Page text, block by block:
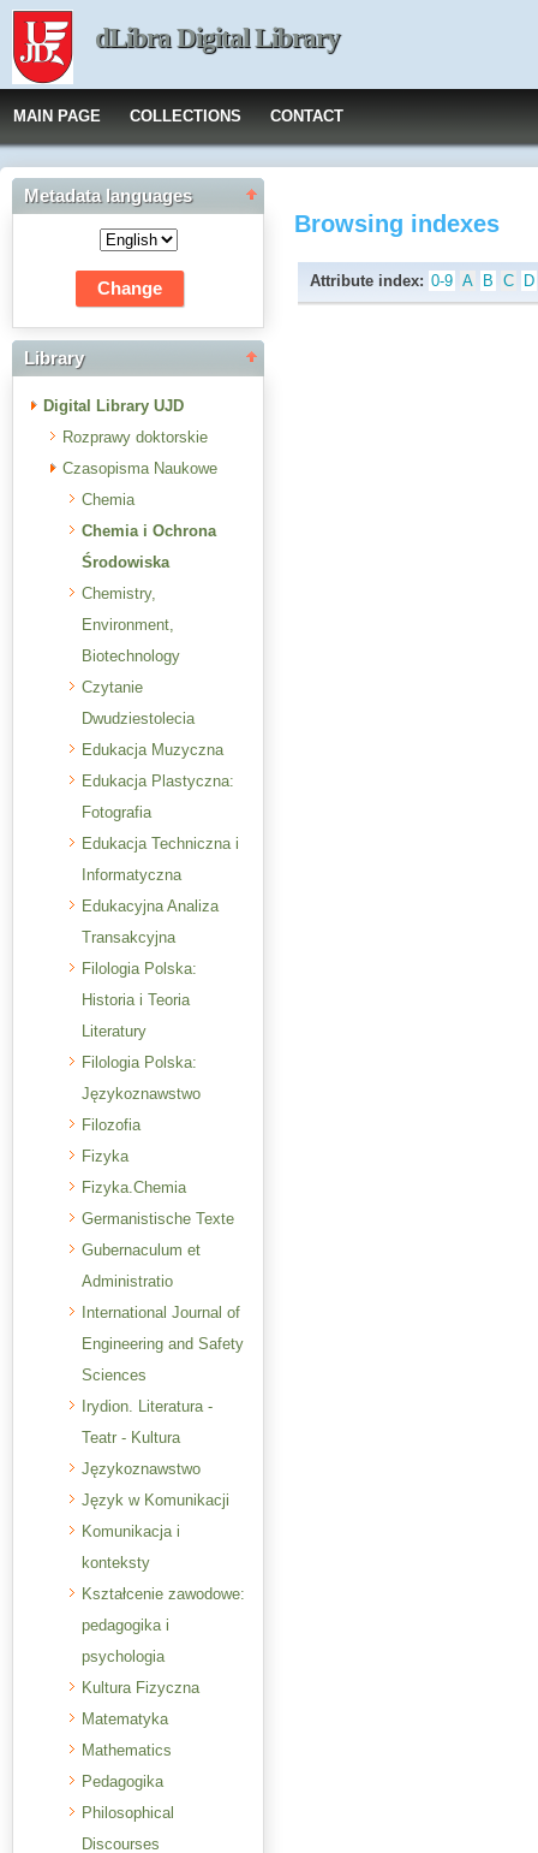
dLibra Digital Library
MAIN PAGE COLLECTIONS CONTACT
Metadata languages
Library
Digital Library UJD
Rozprawy doktorskie
Czasopisma Naukowe
Chemia
Chemia i Ochrona
Środowiska
Chemistry,
Environment,
Biotechnology
Czytanie
Dwudziestolecia
Edukacja Muzyczna
Edukacja Plastyczna:
Fotografia
Edukacja Techniczna i
Informatyczna
Edukacyjna Analiza
Transakcyjna
Filologia Polska:
Historia i Teoria
Literatury
Filologia Polska:
Językoznawstwo
Filozofia
Fizyka
Fizyka.Chemia
Germanistische Texte
Gubernaculum et
Administratio
International Journal of
Engineering and Safety
Sciences
Irydion. Literatura -
Teatr - Kultura
Językoznawstwo
Język w Komunikacji
Komunikacja i
konteksty
Kształcenie zawodowe:
pedagogika i
psychologia
Kultura Fizyczna
Matematyka
Mathematics
Pedagogika
Philosophical
Discourses
Browsing indexes
Attribute index: 0-9 A B C D